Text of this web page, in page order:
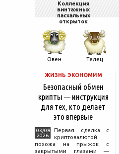
Коллекция
винтажных
пасхальных
открыток
Овен Телец
ЖИЗНЬ ЭКОНОМИМ
Безопасный обмен
крипты — инструкция
для тех, кто делает
это впервые
03/08
2026
Первая сделка с
криптовалютой
похожа на прыжок с
закрытыми глазами —